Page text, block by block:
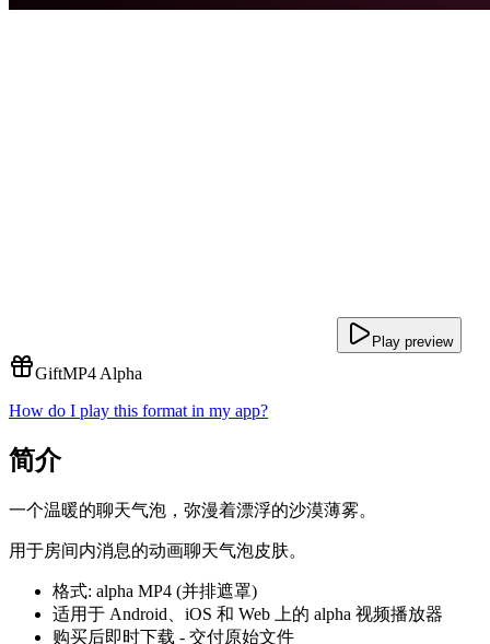
Play preview
GiftMP4 Alpha
How do I play this format in my app?
简介
一个温暖的聊天气泡，弥漫着漂浮的沙漠薄雾。
用于房间内消息的动画聊天气泡皮肤。
格式: alpha MP4 (并排遮罩)
适用于 Android、iOS 和 Web 上的 alpha 视频播放器
购买后即时下载 - 交付原始文件